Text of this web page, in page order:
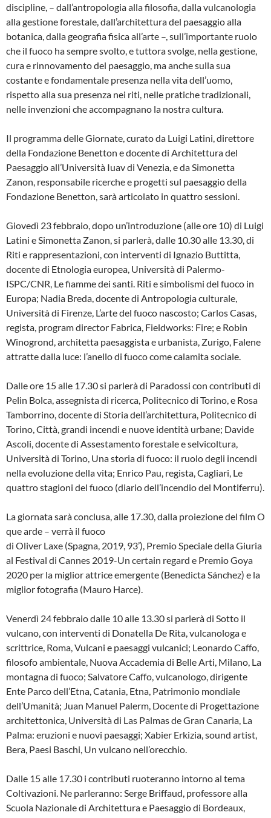
discipline, – dall’antropologia alla filosofia, dalla vulcanologia
alla gestione forestale, dall’architettura del paesaggio alla
botanica, dalla geografia fisica all’arte –, sull’importante ruolo
che il fuoco ha sempre svolto, e tuttora svolge, nella gestione,
cura e rinnovamento del paesaggio, ma anche sulla sua
costante e fondamentale presenza nella vita dell’uomo,
rispetto alla sua presenza nei riti, nelle pratiche tradizionali,
nelle invenzioni che accompagnano la nostra cultura.
Il programma delle Giornate, curato da Luigi Latini, direttore
della Fondazione Benetton e docente di Architettura del
Paesaggio all’Università Iuav di Venezia, e da Simonetta
Zanon, responsabile ricerche e progetti sul paesaggio della
Fondazione Benetton, sarà articolato in quattro sessioni.
Giovedì 23 febbraio, dopo un’introduzione (alle ore 10) di Luigi
Latini e Simonetta Zanon, si parlerà, dalle 10.30 alle 13.30, di
Riti e rappresentazioni, con interventi di Ignazio Buttitta,
docente di Etnologia europea, Università di Palermo-
ISPC/CNR, Le fiamme dei santi. Riti e simbolismi del fuoco in
Europa; Nadia Breda, docente di Antropologia culturale,
Università di Firenze, L’arte del fuoco nascosto; Carlos Casas,
regista, program director Fabrica, Fieldworks: Fire; e Robin
Winogrond, architetta paesaggista e urbanista, Zurigo, Falene
attratte dalla luce: l’anello di fuoco come calamita sociale.
Dalle ore 15 alle 17.30 si parlerà di Paradossi con contributi di
Pelin Bolca, assegnista di ricerca, Politecnico di Torino, e Rosa
Tamborrino, docente di Storia dell’architettura, Politecnico di
Torino, Città, grandi incendi e nuove identità urbane; Davide
Ascoli, docente di Assestamento forestale e selvicoltura,
Università di Torino, Una storia di fuoco: il ruolo degli incendi
nella evoluzione della vita; Enrico Pau, regista, Cagliari, Le
quattro stagioni del fuoco (diario dell’incendio del Montiferru).
La giornata sarà conclusa, alle 17.30, dalla proiezione del film O
que arde – verrà il fuoco
di Oliver Laxe (Spagna, 2019, 93’), Premio Speciale della Giuria
al Festival di Cannes 2019-Un certain regard e Premio Goya
2020 per la miglior attrice emergente (Benedicta Sánchez) e la
miglior fotografia (Mauro Harce).
Venerdì 24 febbraio dalle 10 alle 13.30 si parlerà di Sotto il
vulcano, con interventi di Donatella De Rita, vulcanologa e
scrittrice, Roma, Vulcani e paesaggi vulcanici; Leonardo Caffo,
filosofo ambientale, Nuova Accademia di Belle Arti, Milano, La
montagna di fuoco; Salvatore Caffo, vulcanologo, dirigente
Ente Parco dell’Etna, Catania, Etna, Patrimonio mondiale
dell’Umanità; Juan Manuel Palerm, Docente di Progettazione
architettonica, Università di Las Palmas de Gran Canaria, La
Palma: eruzioni e nuovi paesaggi; Xabier Erkizia, sound artist,
Bera, Paesi Baschi, Un vulcano nell’orecchio.
Dalle 15 alle 17.30 i contributi ruoteranno intorno al tema
Coltivazioni. Ne parleranno: Serge Briffaud, professore alla
Scuola Nazionale di Architettura e Paesaggio di Bordeaux,